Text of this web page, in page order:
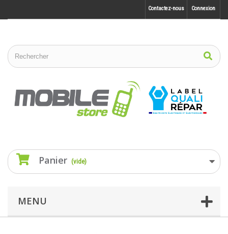
Connexion
Contactez-nous
Panier (vide)
MENU